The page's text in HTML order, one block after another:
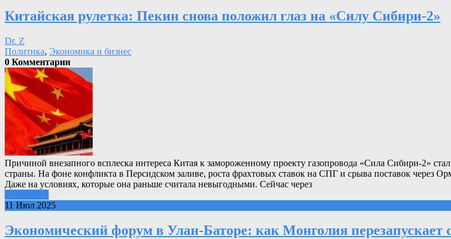
Китайская рулетка: Пекин снова положил глаз на «Силу Сибири-2»
Dr. Z
Политика, Экономика и бизнес
0 Комментарии
Причиной внезапного всплеска интереса Китая к замороженному проекту газопровода «Сила Сибири-2»
страны. На фоне конфликта в Персидском заливе, роста фрахтовых ставок на СПГ и срыва поставок через
Даже на условиях, которые она раньше считала невыгодными. Сейчас через
11 Июл 2025
Экономический форум в Улан-Баторе: как Монголия перезапускает